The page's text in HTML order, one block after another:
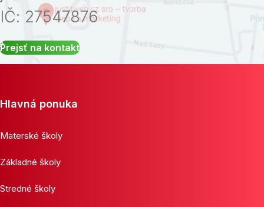
IČ: 27547876
Prejsť na kontakt
Hlavná ponuka
Materské školy
Základné školy
Stredné školy